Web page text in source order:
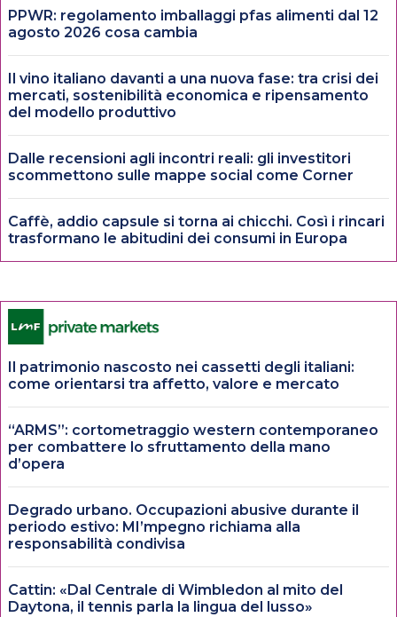
PPWR: regolamento imballaggi pfas alimenti dal 12
agosto 2026 cosa cambia
Il vino italiano davanti a una nuova fase: tra crisi dei
mercati, sostenibilità economica e ripensamento
del modello produttivo
Dalle recensioni agli incontri reali: gli investitori
scommettono sulle mappe social come Corner
Caffè, addio capsule si torna ai chicchi. Così i rincari
trasformano le abitudini dei consumi in Europa
Il patrimonio nascosto nei cassetti degli italiani:
come orientarsi tra affetto, valore e mercato
“ARMS”: cortometraggio western contemporaneo
per combattere lo sfruttamento della mano
d’opera
Degrado urbano. Occupazioni abusive durante il
periodo estivo: MI’mpegno richiama alla
responsabilità condivisa
Cattin: «Dal Centrale di Wimbledon al mito del
Daytona, il tennis parla la lingua del lusso»